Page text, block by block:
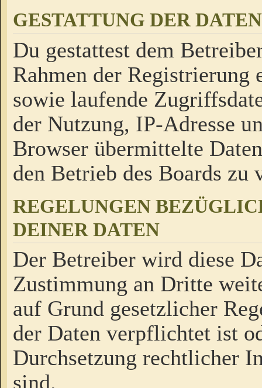
GESTATTUNG DER
Du gestattest dem
Rahmen der Registrierung
sowie laufende
der Nutzung, IP-Adresse
Browser übermittelte
den Betrieb des Boards zu
REGELUNGEN
DEINER DATEN
Der Betreiber wird diese
Zustimmung an Dritte
auf Grund gesetzlicher
der Daten verpflichtet ist
Durchsetzung rechtlicher
sind.